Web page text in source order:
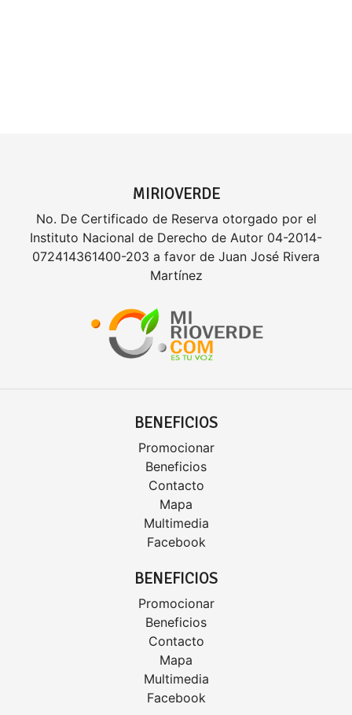
MIRIOVERDE
No. De Certificado de Reserva otorgado por el
Instituto Nacional de Derecho de Autor 04-2014-
072414361400-203 a favor de Juan José Rivera
Martínez
BENEFICIOS
Promocionar
Beneficios
Contacto
Mapa
Multimedia
Facebook
BENEFICIOS
Promocionar
Beneficios
Contacto
Mapa
Multimedia
Facebook